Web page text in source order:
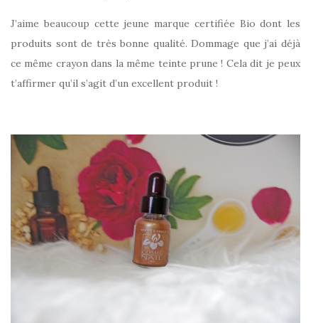
J’aime beaucoup cette jeune marque certifiée Bio dont les
produits sont de très bonne qualité. Dommage que j’ai déjà
ce même crayon dans la même teinte prune ! Cela dit je peux
t’affirmer qu’il s’agit d’un excellent produit !